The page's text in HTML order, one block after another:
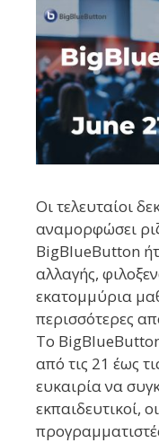
Οι τελευταίοι
αναμορφώσει
BigBlueButton
αλλαγής,
εκατομμύρια
περισσότερες
Το
από τις 21 έως
ευκαιρία να
εκπαιδευτικοί,